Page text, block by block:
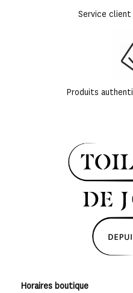
Service client
Produits
Horaires boutique